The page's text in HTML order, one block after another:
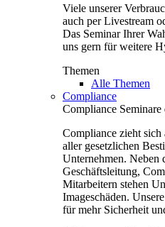
Viele unserer
auch per Livestream
Das Seminar Ihrer
uns gern für weitere
Themen
Alle Themen
Compliance
Compliance
Compliance zieht
aller gesetzlichen
Unternehmen. Neben
Geschäftsleitung,
Mitarbeitern stehen
Imageschäden.
für mehr Sicherheit